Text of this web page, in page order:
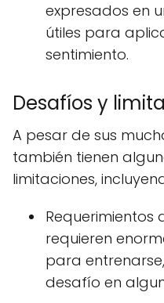
expresados en
útiles para
sentimiento.
Desafíos y
A pesar de sus
también tienen
limitaciones,
Requerimientos
requieren
para
desafío en